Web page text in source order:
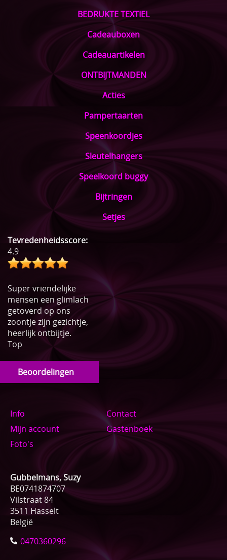
BEDRUKTE TEXTIEL
Cadeauboxen
Cadeauartikelen
ONTBIJTMANDEN
Acties
Pampertaarten
Speenkoordjes
Sleutelhangers
Speelkoord buggy
Bijtringen
Setjes
Tevredenheidsscore:
4.9
Super vriendelijke
mensen een glimlach
getoverd op ons
zoontje zijn gezichtje,
heerlijk ontbijtje.
Top
Beoordelingen
Info
Contact
Mijn account
Gastenboek
Foto's
Gubbelmans, Suzy
BE0741874707
Vilstraat 84
3511 Hasselt
België
0470360296